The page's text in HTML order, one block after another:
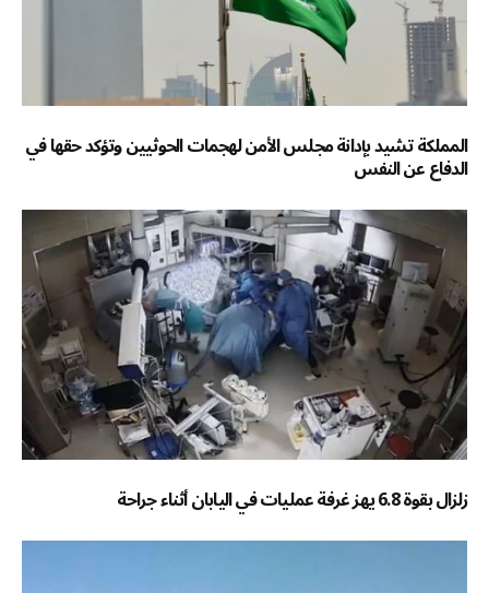
المملكة تشيد بإدانة مجلس الأمن لهجمات الحوثيين وتؤكد حقها في
الدفاع عن النفس
زلزال بقوة 6.8 يهز غرفة عمليات في اليابان أثناء جراحة